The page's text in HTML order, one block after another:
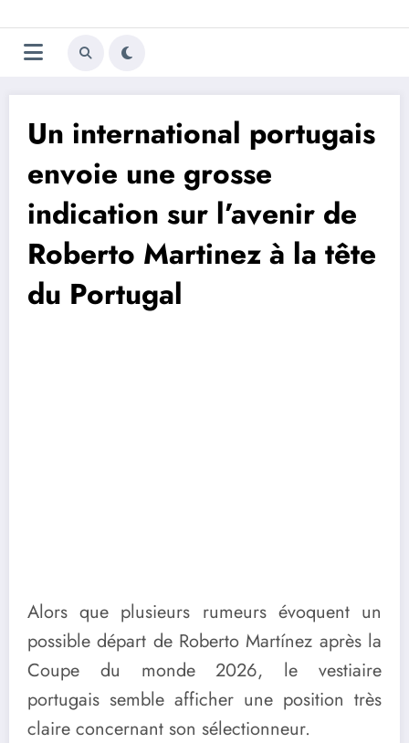
au
contenu
Trivela
L'actualité du football
Un international portugais
envoie une grosse
indication sur l’avenir de
Roberto Martinez à la tête
du Portugal
Alors que plusieurs rumeurs évoquent un
possible départ de Roberto Martínez après la
Coupe du monde 2026, le vestiaire
portugais semble afficher une position très
claire concernant son sélectionneur.